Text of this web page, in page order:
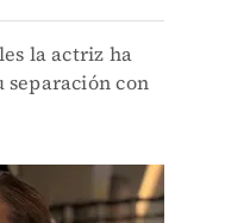
la actriz ha
con